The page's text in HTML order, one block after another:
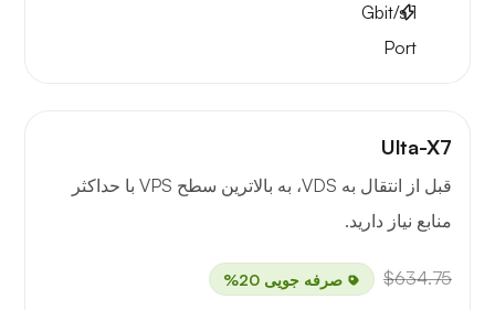
1
Gbit/s
Port
Ulta-X7
قبل از انتقال به VDS، به بالاترین سطح VPS با حداکثر
منابع نیاز دارید.
$634.75 صرفه جویی 20%